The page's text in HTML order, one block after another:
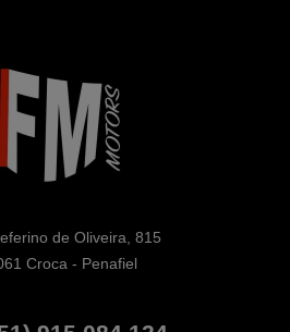
de Oliveira, 815
Croca - Penafiel